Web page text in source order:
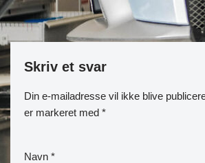
Skriv et svar
Din e-mailadresse vil ikke blive
er markeret med *
Navn *